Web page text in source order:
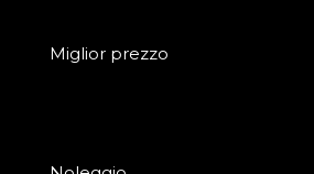
Miglior prezzo